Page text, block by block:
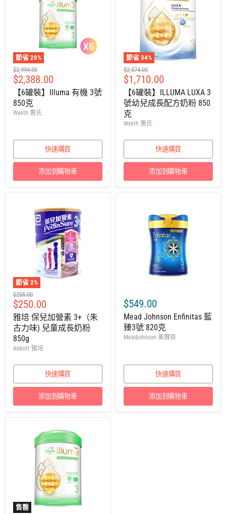
節省 20%
建
議
零
售
價
$2,994.00
售
價
$2,388.00
【6罐裝】Illuma 有機 3號
850克
Wyeth 惠氏
快速購買
添加到購物車
節省 34%
建
議
零
售
價
$2,574.00
售
價
$1,710.00
【6罐裝】ILLUMA LUXA 3
號幼兒成長配方奶粉 850
克
Wyeth 惠氏
快速購買
添加到購物車
節省 2%
建
議
零
售
價
$255.00
售
價
$250.00
雅培 保兒加營素 3+（朱
古力味) 兒童成長奶粉
850g
Abbott 雅培
快速購買
添加到購物車
$549.00
Mead Johnson Enfinitas 藍
臻3號 820克
Meadjohnson 美贊臣
快速購買
添加到購物車
售罄